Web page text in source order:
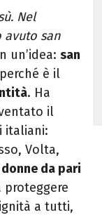
Nel
avuto san
un’idea: san
è il
. Ha
il
italiani:
Volta,
da pari
proteggere
a tutti,